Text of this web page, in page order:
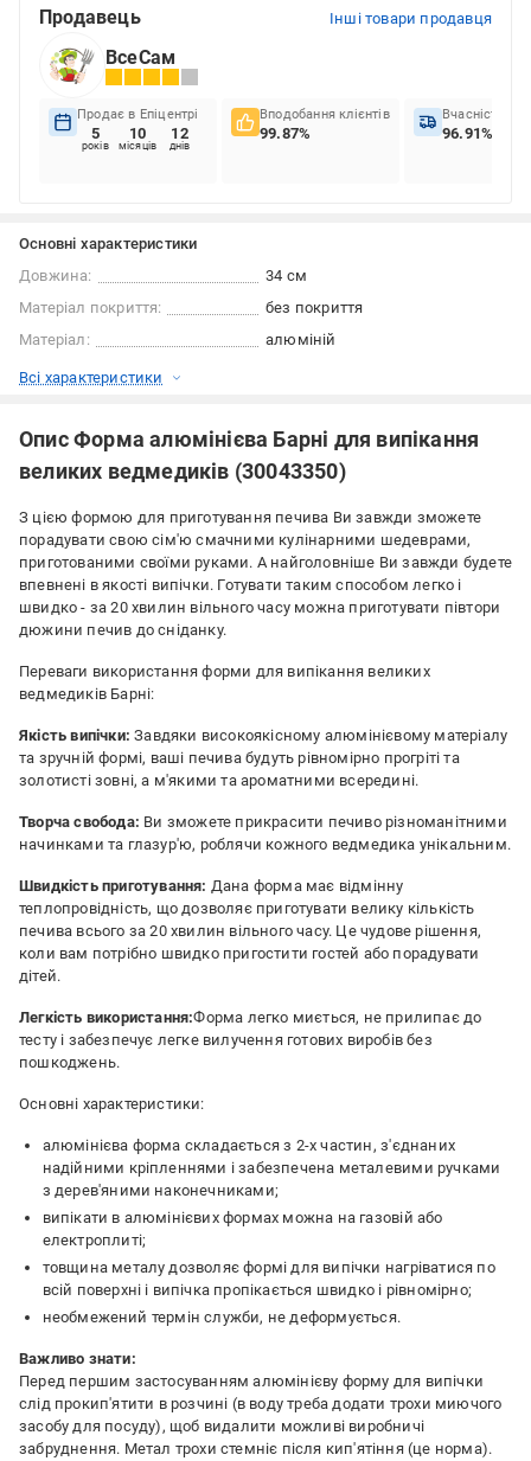
Продавець Інші товари продавця
ВсеСам
Продає в Епіцентрі
5
років
10
місяців
12
днів
Вподобання клієнтів
99.87%
Вчасність
96.91%
Основні характеристики
Довжина:
34 см
Матеріал покриття:
без покриття
Матеріал:
алюміній
Всі характеристики
Опис Форма алюмінієва Барні для випікання
великих ведмедиків (30043350)
З цією формою для приготування печива Ви завжди зможете
порадувати свою сім'ю смачними кулінарними шедеврами,
приготованими своїми руками. А найголовніше Ви завжди будете
впевнені в якості випічки. Готувати таким способом легко і
швидко - за 20 хвилин вільного часу можна приготувати півтори
дюжини печив до сніданку.
Переваги використання форми для випікання великих
ведмедиків Барні:
Якість випічки: Завдяки високоякісному алюмінієвому матеріалу
та зручній формі, ваші печива будуть рівномірно прогріті та
золотисті зовні, а м'якими та ароматними всередині.
Творча свобода: Ви зможете прикрасити печиво різноманітними
начинками та глазур'ю, роблячи кожного ведмедика унікальним.
Швидкість приготування: Дана форма має відмінну
теплопровідність, що дозволяє приготувати велику кількість
печива всього за 20 хвилин вільного часу. Це чудове рішення,
коли вам потрібно швидко пригостити гостей або порадувати
дітей.
Легкість використання:Форма легко миється, не прилипає до
тесту і забезпечує легке вилучення готових виробів без
пошкоджень.
Основні характеристики:
алюмінієва форма складається з 2-х частин, з'єднаних
надійними кріпленнями і забезпечена металевими ручками
з дерев'яними наконечниками;
випікати в алюмінієвих формах можна на газовій або
електроплиті;
товщина металу дозволяє формі для випічки нагріватися по
всій поверхні і випічка пропікається швидко і рівномірно;
необмежений термін служби, не деформується.
Важливо знати:
Перед першим застосуванням алюмінієву форму для випічки
слід прокип'ятити в розчині (в воду треба додати трохи миючого
засобу для посуду), щоб видалити можливі виробничі
забруднення. Метал трохи стемніє після кип'ятіння (це норма).